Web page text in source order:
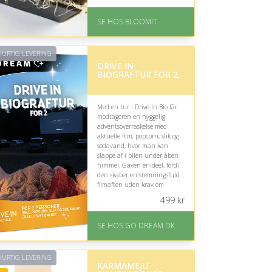
På lager
Levering: samme dag eller
SE HOS BLOOMIT
LEVERING
DRIVE IN
BIOGRAFTUR FOR 2,
Med en tur i Drive In Bio får
modtageren en hyggelig
adventsoverraskelse med
aktuelle film, popcorn, slik og
sodavand, hvor man kan
slappe af i bilen under åben
himmel. Gaven er ideel, fordi
den skaber en stemningsfuld
filmaften uden krav om
På lager
Levering: E-gavekort kan
499kr
SE HOS GO DREAM DK
LEVERING
KARMAMEJU